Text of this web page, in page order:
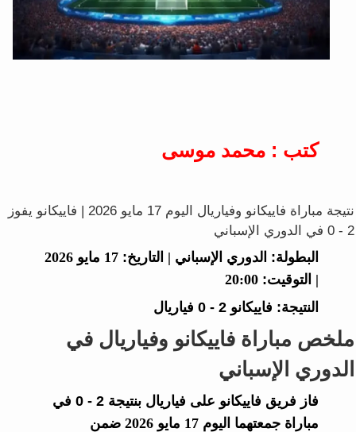
كتب : محمد موسى
نتيجة مباراة فاييكانو وفياريال اليوم 17 مايو 2026 | فاييكانو يفوز
2 - 0 في الدوري الإسباني
البطولة: الدوري الإسباني | التاريخ:
17 مايو 2026
| التوقيت: 20:00
النتيجة: فاييكانو2 - 0 فياريال
ملخص مباراة فاييكانو وفياريال في
الدوري الإسباني
فاز فريق فاييكانو على فياريال بنتيجة2 - 0
في
مباراة جمعتهما اليوم 17 مايو 2026 ضمن